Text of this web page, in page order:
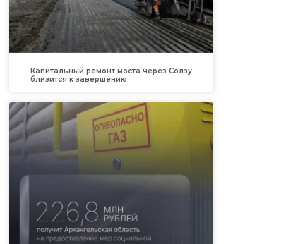
Капитальный ремонт моста через Солзу
близится к завершению